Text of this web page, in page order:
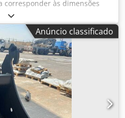
corresponder às dimensões
E A He Abmek
Anúncio classificado